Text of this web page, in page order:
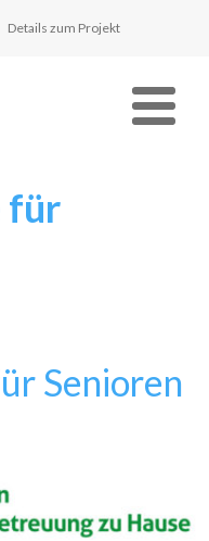
Details zum Projekt
Menu
für
Senioren